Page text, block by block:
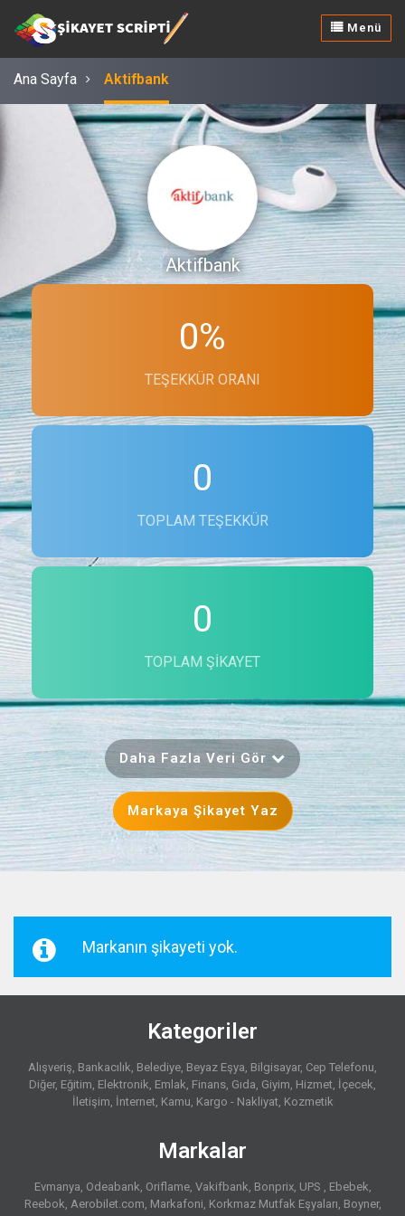
Menü
Ana Sayfa Aktifbank
Aktifbank
0%
TEŞEKKÜR ORANI
0
TOPLAM TEŞEKKÜR
0
TOPLAM ŞIKAYET
Daha Fazla Veri Gör
Markaya Şikayet Yaz
Markanın şikayeti yok.
Kategoriler
Alışveriş Bankacılık Belediye Beyaz Eşya Bilgisayar Cep Telefonu
Diğer Eğitim Elektronik Emlak Finans Gıda Giyim Hizmet İçecek
İletişim İnternet Kamu Kargo - Nakliyat Kozmetik
Markalar
Evmanya Odeabank Oriflame Vakifbank Bonprix UPS
Ebebek
Reebok Aerobilet.com Markafoni Korkmaz Mutfak Eşyaları Boyner